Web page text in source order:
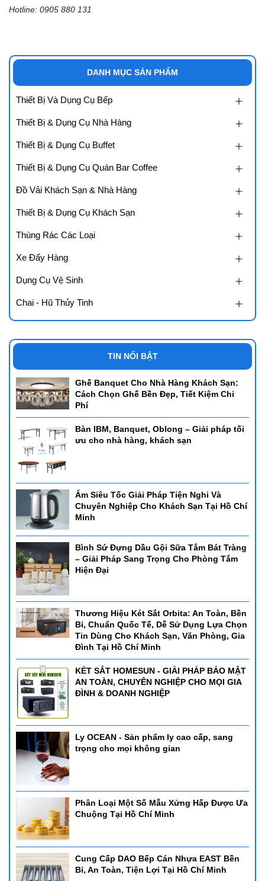
Hotline: 0905 880 131
DANH MỤC SẢN PHẨM
Thiết Bị Và Dụng Cụ Bếp
Thiết Bị & Dụng Cụ Nhà Hàng
Thiết Bị & Dụng Cụ Buffet
Thiết Bị & Dụng Cụ Quán Bar Coffee
Đồ Vải Khách Sạn & Nhà Hàng
Thiết Bị & Dụng Cụ Khách Sạn
Thùng Rác Các Loại
Xe Đẩy Hàng
Dụng Cụ Vệ Sinh
Chai - Hũ Thủy Tinh
TIN NỔI BẬT
Ghế Banquet Cho Nhà Hàng Khách Sạn:
Cách Chọn Ghế Bền Đẹp, Tiết Kiệm Chi
Phí
Bàn IBM, Banquet, Oblong – Giải pháp tối
ưu cho nhà hàng, khách sạn
Ấm Siêu Tốc Giải Pháp Tiện Nghi Và
Chuyên Nghiệp Cho Khách Sạn Tại Hồ Chí
Minh
Bình Sứ Đựng Dầu Gội Sữa Tắm Bát Tràng
– Giải Pháp Sang Trọng Cho Phòng Tắm
Hiện Đại
Thương Hiệu Két Sắt Orbita: An Toàn, Bền
Bỉ, Chuẩn Quốc Tế, Dễ Sử Dụng Lựa Chọn
Tin Dùng Cho Khách Sạn, Văn Phòng, Gia
Đình Tại Hồ Chí Minh
KÉT SẮT HOMESUN - GIẢI PHÁP BẢO MẬT
AN TOÀN, CHUYÊN NGHIỆP CHO MỌI GIA
ĐÌNH & DOANH NGHIỆP
Ly OCEAN - Sản phẩm ly cao cấp, sang
trọng cho mọi không gian
Phân Loại Một Số Mẫu Xửng Hấp Được Ưa
Chuộng Tại Hồ Chí Minh
Cung Cấp DAO Bếp Cán Nhựa EAST Bền
Bỉ, An Toàn, Tiện Lợi Tại Hồ Chí Minh